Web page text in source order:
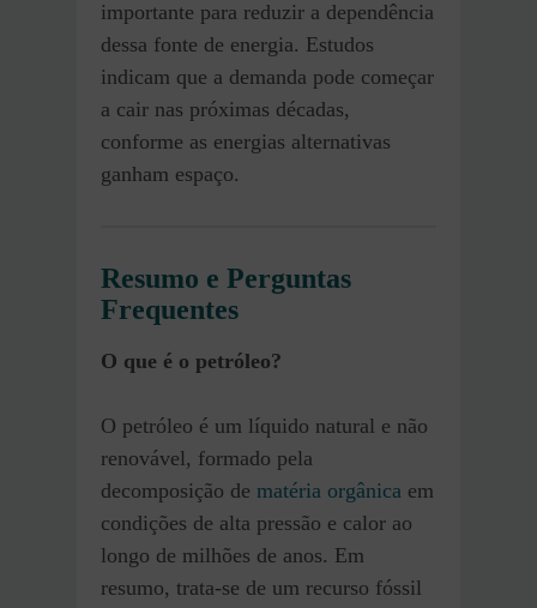
importante para reduzir a dependência
dessa fonte de energia. Estudos
indicam que a demanda pode começar
a cair nas próximas décadas,
conforme as energias alternativas
ganham espaço.
Resumo e Perguntas
Frequentes
O que é o petróleo?
O petróleo é um líquido natural e não
renovável, formado pela
decomposição de matéria orgânica em
condições de alta pressão e calor ao
longo de milhões de anos. Em
resumo, trata-se de um recurso fóssil